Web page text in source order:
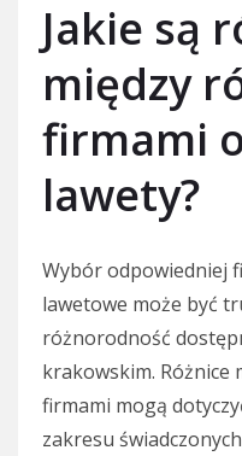
Jakie są
między
firmami
lawety?
Wybór odpowiedniej
lawetowe może być
różnorodność
krakowskim. Różnice
firmami mogą
zakresu